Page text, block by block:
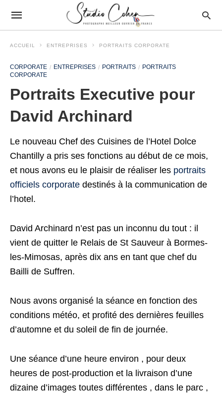
ACCUEIL ENTREPRISES PORTRAITS CORPORATE
CORPORATE ENTREPRISES PORTRAITS
PORTRAITS
CORPORATE
Portraits Executive pour
David Archinard
Le nouveau Chef des Cuisines de l’Hotel Dolce
Chantilly a pris ses fonctions au début de ce mois,
et nous avons eu le plaisir de réaliser les portraits
officiels corporate destinés à la communication de
l’hotel.
David Archinard n’est pas un inconnu du tout : il
vient de quitter le Relais de St Sauveur à Bormes-
les-Mimosas, après dix ans en tant que chef du
Bailli de Suffren.
Nous avons organisé la séance en fonction des
conditions météo, et profité des dernières feuilles
d’automne et du soleil de fin de journée.
Une séance d’une heure environ , pour deux
heures de post-production et la livraison d’une
dizaine d’images toutes différentes , dans le parc ,